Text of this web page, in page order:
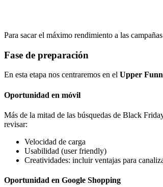
Para sacar el máximo rendimiento a las
Fase de preparación
En esta etapa nos centraremos en el Upper
Oportunidad en móvil
Más de la mitad de las búsquedas de Black
revisar:
Velocidad de carga
Usabilidad (user friendly)
Creatividades: incluir ventajas para
Oportunidad en Google Shopping